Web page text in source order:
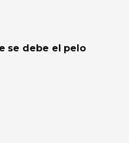
se debe el pelo